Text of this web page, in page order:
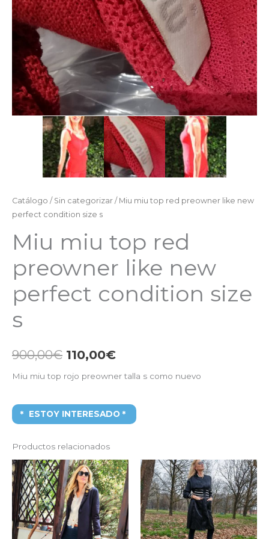
Catálogo / Sin categorizar / Miu miu top red preowner like new
perfect condition size s
Miu miu top red
preowner like new
perfect condition size
s
900,00€ 110,00€
Miu miu top rojo preowner talla s como nuevo
ESTOY INTERESADO
Productos relacionados
El
precio
original
era:
2.850,00€.
El
precio
actual
es:
800,00€.
El
precio
original
era:
4.500,00€.
El
precio
actual
es: